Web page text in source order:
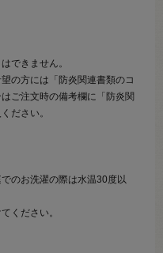
できません。
の方には「防炎関連書類のコ
ご注文時の備考欄に「防炎関
ださい。
のお洗濯の際は水温30度以
ください。